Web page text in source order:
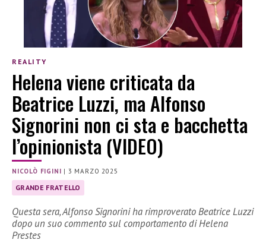
REALITY
Helena viene criticata da
Beatrice Luzzi, ma Alfonso
Signorini non ci sta e bacchetta
l’opinionista (VIDEO)
NICOLÒ FIGINI | 3 MARZO 2025
GRANDE FRATELLO
Questa sera, Alfonso Signorini ha rimproverato Beatrice Luzzi
dopo un suo commento sul comportamento di Helena
Prestes